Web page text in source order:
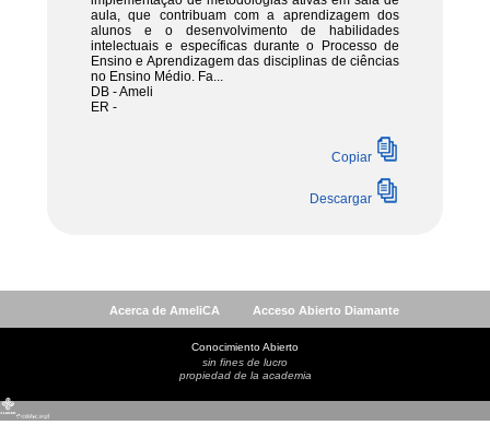
Acerca de AmeliCA Acceso Abierto Diamante
Conocimiento Abierto
sin fines de lucro
propiedad de la academia